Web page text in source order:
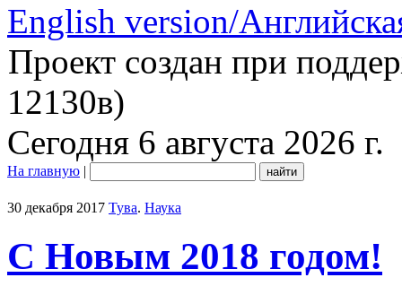
English version/
Проект создан при
12130в)
Сегодня 6 августа 2026 г.
На главную |
30 декабря 2017 Тува. Наука
С Новым 2018 годом!